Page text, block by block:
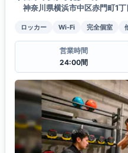
神奈川県横浜市中区赤門町1
ロッカー Wi-Fi 完全個室
営業時間
24:00間